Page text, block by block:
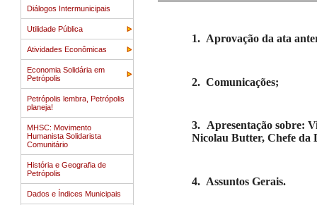
Diálogos Intermunicipais
Utilidade Pública
Atividades Econômicas
Economia Solidária em
Petrópolis
Petrópolis lembra, Petrópolis
planeja!
MHSC: Movimento
Humanista Solidarista
Comunitário
História e Geografia de
Petrópolis
Dados e Índices Municipais
1. Aprovação da ata
2. Comunicações;
3. Apresentação sobre:
Nicolau Butter, Chefe da
4. Assuntos Gerais.